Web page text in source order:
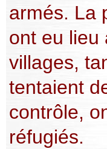
armés. La
ont eu lieu
villages,
tentaient
contrôle,
réfugiés.